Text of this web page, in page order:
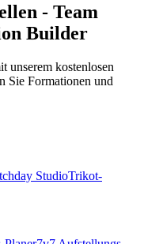
- Team
Builder
unserem kostenlosen
Sie Formationen und
StudioTrikot-